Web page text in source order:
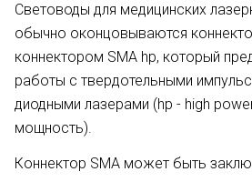
Световоды для медицинских
обычно оконцовываются
коннектором SMA hp, который
работы с твердотельными
диодными лазерами (hp - high
мощность).
Коннектор SMA может быть